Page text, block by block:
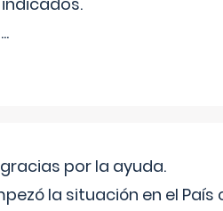
...
por la ayuda.
la situación en el